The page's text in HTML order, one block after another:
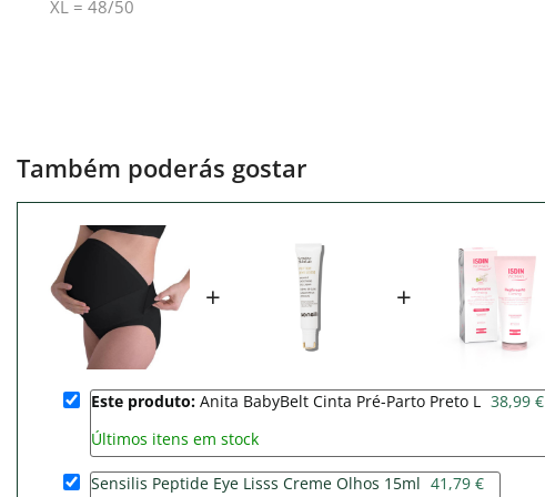
XL = 48/50
Também poderás gostar
+ +
Este produto: Anita BabyBelt Cinta Pré-Parto Preto L 38,99 €
Últimos itens em stock
Sensilis Peptide Eye Lisss Creme Olhos 15ml 41,79 €